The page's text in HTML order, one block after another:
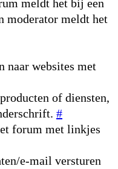
meldt het bij een
moderator meldt het
naar websites met
of diensten,
#
forum met linkjes
e-mail versturen